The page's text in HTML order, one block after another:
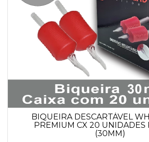
BIQUEIRA DESCARTÁVEL
PREMIUM CX 20 UNIDADES
(30MM)